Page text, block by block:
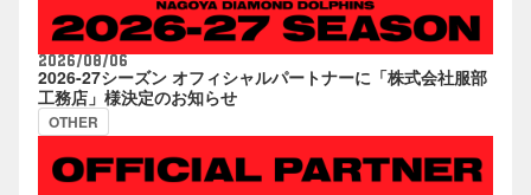
2026/08/06
2026-27シーズン オフィシャルパートナーに「株式会社服部
工務店」様決定のお知らせ
OTHER